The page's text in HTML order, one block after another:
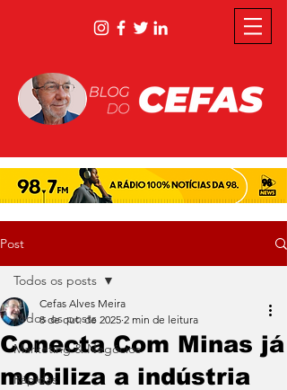
Post
Todos os posts
Marketing & Negócios
Rápidas
Todos os posts
Conecta Com Minas já
mobiliza a indústria
Cefas Alves Meira
8 de out. de 2025 2 min de leitura